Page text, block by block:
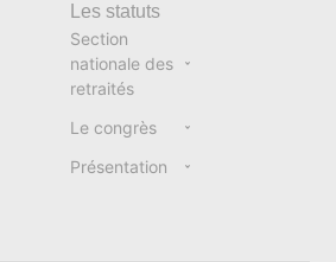
Les statuts
Section
nationale des
retraités
Le congrès
Présentation